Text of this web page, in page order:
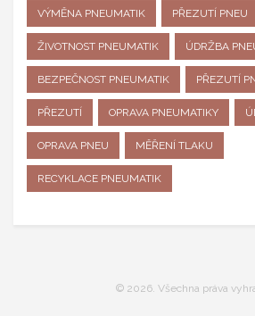
VÝMĚNA PNEUMATIK PŘEZUTÍ PNEU
ŽIVOTNOST PNEUMATIK ÚDRŽBA
BEZPEČNOST PNEUMATIK PŘEZUTÍ
PŘEZUTÍ OPRAVA PNEUMATIKY
OPRAVA PNEU MĚŘENÍ TLAKU
RECYKLACE PNEUMATIK
© 2026. Všechna práva